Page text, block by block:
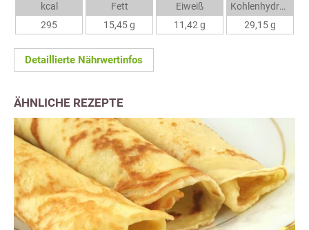
kcal
295
Fett
15,45 g
Eiweiß
11,42 g
Kohlenhydrate
29,15 g
Detaillierte Nährwertinfos
ÄHNLICHE REZEPTE